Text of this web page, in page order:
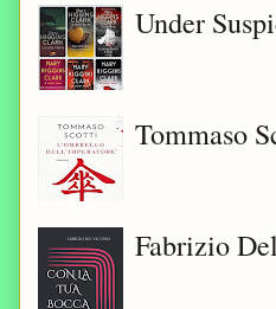
Under
Tommaso
Fabrizio